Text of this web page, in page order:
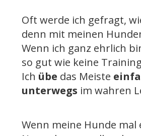
Oft werde ich gefragt,
denn mit meinen
Wenn ich ganz ehrlich
so gut wie keine
Ich übe das Meiste
unterwegs im wahren
Wenn meine Hunde mal